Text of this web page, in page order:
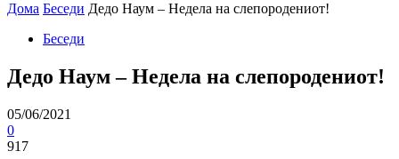
Дома Беседи Дедо Наум – Недела на слепородениот!
Беседи
Дедо Наум – Недела на слепородениот!
05/06/2021
0
917